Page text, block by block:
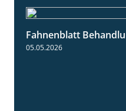
Fahnenblatt
05.05.2026